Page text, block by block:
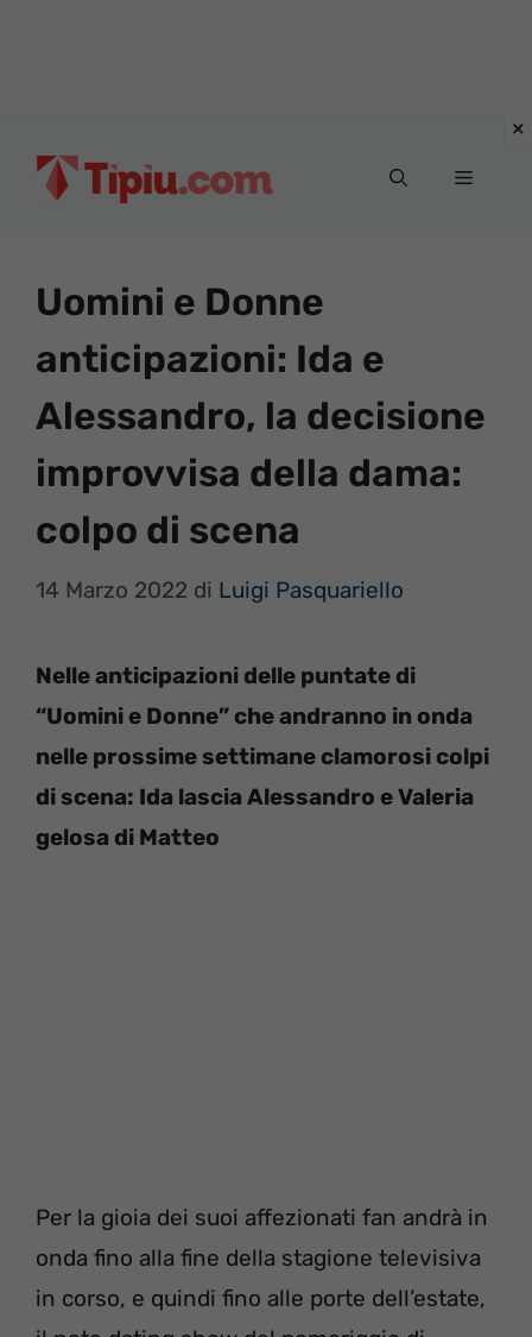
Menu
Uomini e Donne
anticipazioni: Ida e
Alessandro, la decisione
improvvisa della dama:
colpo di scena
14 Marzo 2022 di Luigi Pasquariello
Nelle anticipazioni delle puntate di
“Uomini e Donne” che andranno in onda
nelle prossime settimane clamorosi colpi
di scena: Ida lascia Alessandro e Valeria
gelosa di Matteo
Per la gioia dei suoi affezionati fan andrà in
onda fino alla fine della stagione televisiva
in corso, e quindi fino alle porte dell’estate,